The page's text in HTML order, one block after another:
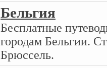
Бельгия
Бесплатные
городам Бельгии.
Брюссель.